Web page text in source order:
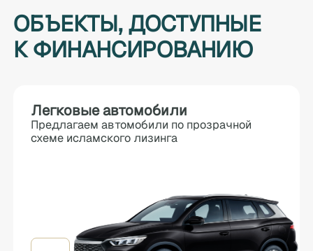
ОБЪЕКТЫ, ДОСТУПНЫЕ
К ФИНАНСИРОВАНИЮ
Легковые автомобили
Предлагаем автомобили по прозрачной
схеме исламского лизинга